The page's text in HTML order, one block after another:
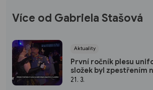
Více od Gabriela Stašová
Aktuality
První ročník plesu
složek byl zpestřením
sezóny
21. 3.